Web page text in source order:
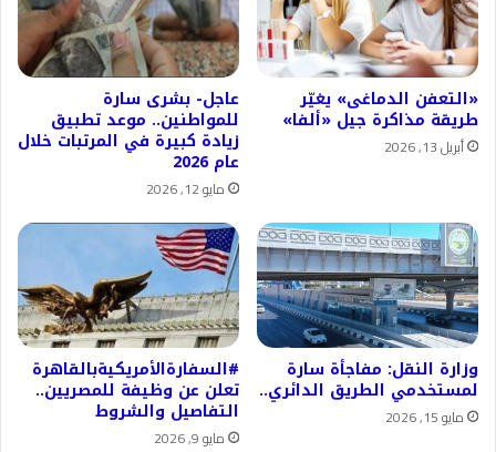
«التعفن الدماغى» يغيّر
طريقة مذاكرة جيل «ألفا»
أبريل 13, 2026
عاجل- بشرى سارة
للمواطنين.. موعد تطبيق
زيادة كبيرة في المرتبات خلال
عام 2026
مايو 12, 2026
وزارة النقل: مفاجأة سارة
لمستخدمي الطريق الدائري..
مايو 15, 2026
#السفارةالأمريكيةبالقاهرة
تعلن عن وظيفة للمصريين..
التفاصيل والشروط
مايو 9, 2026